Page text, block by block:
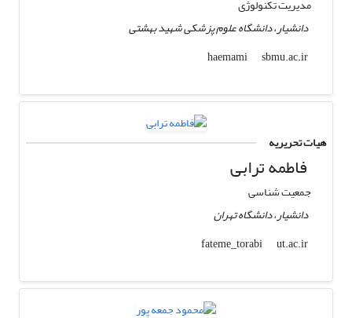
مدیریت تکنولوژی
دانشیار، دانشگاه علوم پزشکی شهید بهشتی
haemami
sbmu.ac.ir
هیات تحریریه
فاطمه ترابی
جمعیت شناسی
دانشیار، دانشگاه تهران
fateme_torabi
ut.ac.ir